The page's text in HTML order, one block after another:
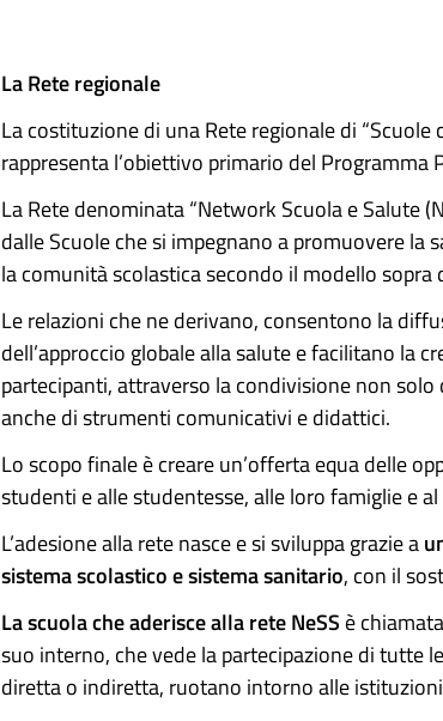
La Rete regionale
La costituzione di una Rete regionale di
rappresenta l’obiettivo primario del Programma
La Rete denominata “Network Scuola e Salute
dalle Scuole che si impegnano a promuovere la
la comunità scolastica secondo il modello sopra
Le relazioni che ne derivano, consentono la
dell’approccio globale alla salute e facilitano la
partecipanti, attraverso la condivisione non solo
anche di strumenti comunicativi e didattici.
Lo scopo finale è creare un’offerta equa delle
studenti e alle studentesse, alle loro famiglie e
L’adesione alla rete nasce e si sviluppa grazie a
sistema scolastico e sistema sanitario, con il
La scuola che aderisce alla rete NeSS è
suo interno, che vede la partecipazione di tutte
diretta o indiretta, ruotano intorno alle